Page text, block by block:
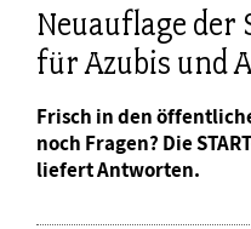
Neuauflage der
für Azubis und
Frisch in den
noch Fragen? Die
liefert Antworten.